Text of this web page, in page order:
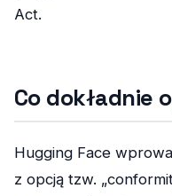
Act.
Co dokładnie
Hugging Face
z opcją tzw.